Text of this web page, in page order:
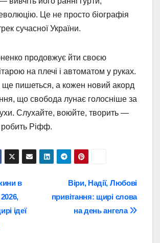
Це не просто біографія
сучасної України.
продовжує йти своєю
на плечі і автоматом у руках.
ще пишеться, а кожен новий акорд
що свобода лунає голосніше за
Слухайте, воюйте, творить —
робить Ріфф.
Віри, Надії, Любові
привітання: щирі слова
на день ангела
в
ідеї